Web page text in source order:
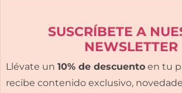
SUSCRÍBETE A
NEWSLETTER
Llévate un 10% de descuentoen tu
recibe contenido exclusivo,